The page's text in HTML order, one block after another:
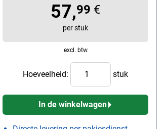
57,99 €
per stuk
excl. btw
Hoeveelheid: stuk
In de winkelwagen